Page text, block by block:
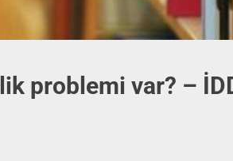
problemi var? –